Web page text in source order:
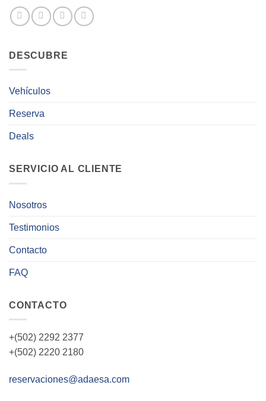
DESCUBRE
Vehículos
Reserva
Deals
SERVICIO AL CLIENTE
Nosotros
Testimonios
Contacto
FAQ
CONTACTO
+(502) 2292 2377
+(502) 2220 2180
reservaciones@adaesa.com